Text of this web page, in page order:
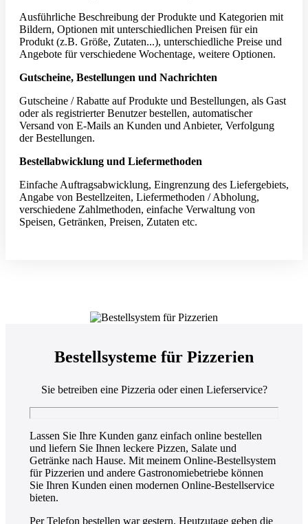
Ausführliche Beschreibung der Produkte und Kategorien mit
Bildern, Optionen mit unter­schiedlichen Preisen für ein
Produkt (z.B. Größe, Zutaten...), unterschiedliche Preise und
Angebote für verschiedene Wochentage, weitere Optionen.
Gutscheine, Bestellungen und Nachrichten
Gutscheine / Rabatte auf Produkte und Bestellungen, als Gast
oder als registrierter Benutzer bestellen, automatischer
Versand von E-Mails an Kunden und Anbieter, Verfolgung
der Bestellungen.
Bestellabwicklung und Liefermethoden
Einfache Auftragsabwicklung, Eingrenzung des Liefergebiets,
Angabe von Bestellzeiten, Liefermethoden / Abholung,
verschiedene Zahlmethoden, einfache Verwaltung von
Speisen, Getränken, Preisen, Zutaten etc.
Bestellsysteme für Pizzerien
Sie betreiben eine Pizzeria oder einen Lieferservice?
Lassen Sie Ihre Kunden ganz einfach online bestellen
und liefern Sie Ihnen leckere Pizzen, Salate und
Getränke nach Hause. Mit meinem Online-Bestellsystem
für Pizzerien und andere Gastronomiebetriebe können
Sie Ihren Kunden einen modernen Online-Bestellservice
bieten.
Per Telefon bestellen war gestern. Heutzutage geben die